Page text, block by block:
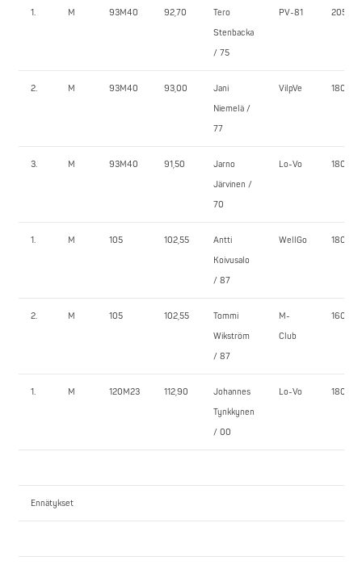
1. M 93M40 92,70
Tero
Stenbacka
/ 75
PV-81 205,0
2. M 93M40 93,00
Jani
Niemelä /
77
VilpVe 180,0
3. M 93M40 91,50
Jarno
Järvinen /
70
Lo-Vo 180,0
1. M 105 102,55
Antti
Koivusalo
/ 87
WellGo 180,0
2. M 105 102,55
Tommi
Wikström
/ 87
M-
Club
160,0
1. M 120M23 112,90
Johannes
Tynkkynen
/ 00
Lo-Vo 180,0
Ennätykset